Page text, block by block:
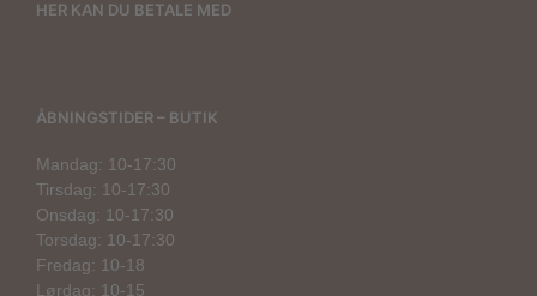
HER KAN DU BETALE MED
ÅBNINGSTIDER – BUTIK
Mandag: 10-17:30
Tirsdag: 10-17:30
Onsdag: 10-17:30
Torsdag: 10-17:30
Fredag: 10-18
Lørdag: 10-15